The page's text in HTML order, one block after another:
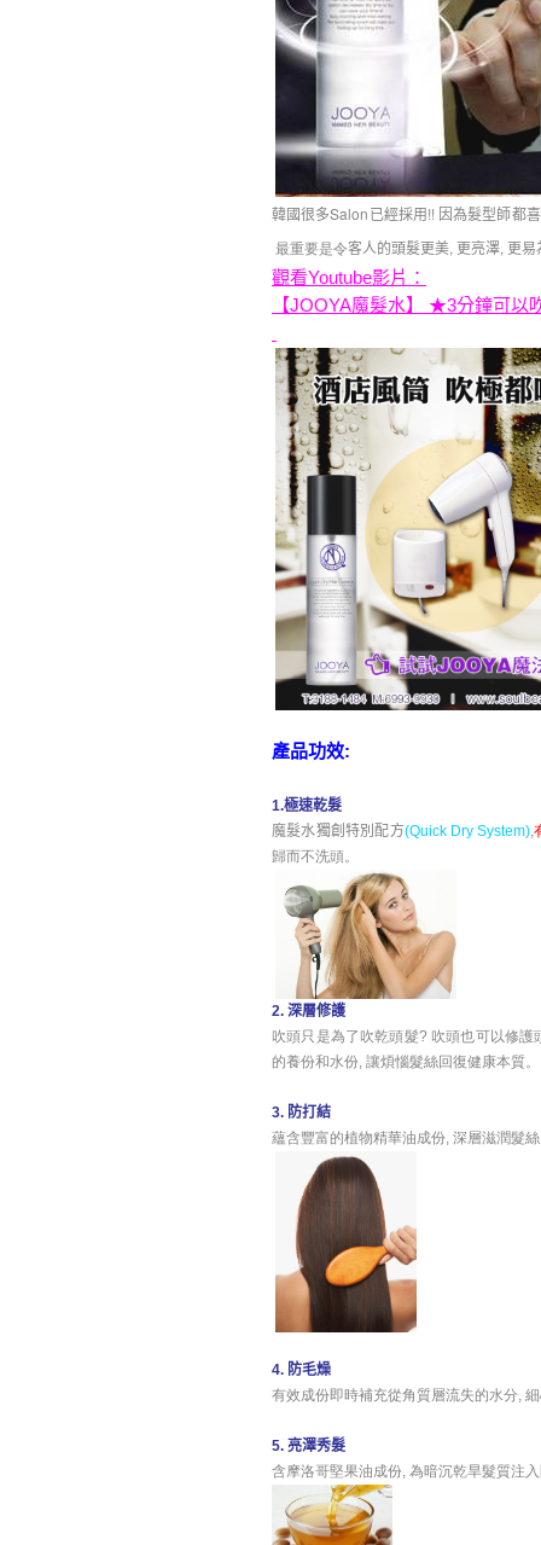
韓國很多Salon已經採用!! 因為髮型師都
最重要是令客人的頭髮更美, 更亮澤, 更
觀看Youtube影片：
【JOOYA魔髮水】 ★3分鐘可
產品功效:
1.極速乾髮
魔髮水獨創特別配方(Quick Dry System),
歸而不洗頭。
2. 深層修護
吹頭只是為了吹乾頭髮? 吹頭也可以修護
的養份和水份, 讓煩惱髮絲回復健康本質。
3. 防打結
蘊含豐富的植物精華油成份, 深層滋潤髮
4. 防毛燥
有效成份即時補充從角質層流失的水分,
5. 亮澤秀髮
含摩洛哥堅果油成份, 為暗沉乾旱髮質注